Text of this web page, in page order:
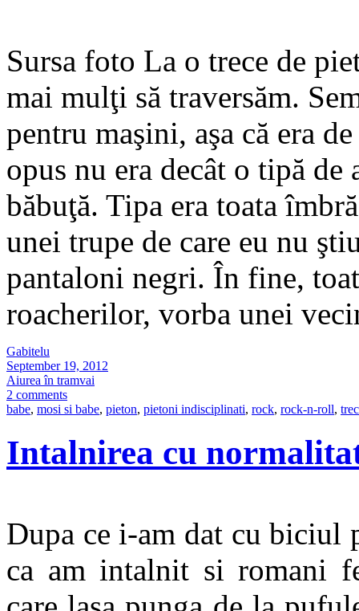
Sursa foto La o trece de
mai mulţi să traversăm.
pentru maşini, aşa că era
opus nu era decât o tipă de
băbuţă. Tipa era toata
unei trupe de care eu nu
pantaloni negri. În fine,
roacherilor, vorba unei
Gabitelu
September 19, 2012
Aiurea în tramvai
2 comments
babe, mosi si babe, pieton, pietoni indisciplinati, rock, rock-n-roll,
Intalnirea cu
Dupa ce i-am dat cu biciul
ca am intalnit si romani